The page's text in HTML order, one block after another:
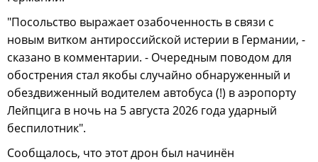
"Посольство выражает озабоченность в связи с
новым витком антироссийской истерии в Германии, -
сказано в комментарии. - Очередным поводом для
обострения стал якобы случайно обнаруженный и
обездвиженный водителем автобуса (!) в аэропорту
Лейпцига в ночь на 5 августа 2026 года ударный
беспилотник".
Сообщалось, что этот дрон был начинён